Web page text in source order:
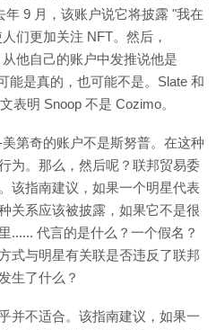
9 月，该账户说它将披露 "我在
们更加关注 NFT。然后，
他自己的账户中发推说他是
能是真的，也可能不是。Slate 和
表明 Snoop 不是 Cozimo。
第奇的账户不是斯努普。在这种
为。那么，然后呢？联邦贸易委
该指南建议，如果一个明星代表
关系应该被披露，如果它不是很
...... 代言的是什么？一个假名？
式与明星有关联是否违反了联邦
生了什么？
并不适合。该指南建议，如果一